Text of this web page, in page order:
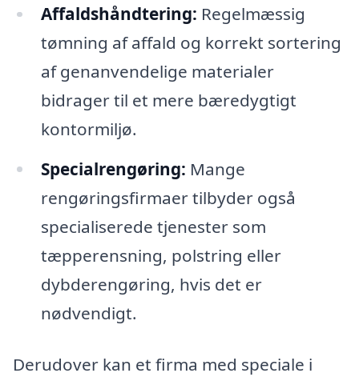
Affaldshåndtering: Regelmæssig
tømning af affald og korrekt sortering
af genanvendelige materialer
bidrager til et mere bæredygtigt
kontormiljø.
Specialrengøring: Mange
rengøringsfirmaer tilbyder også
specialiserede tjenester som
tæpperensning, polstring eller
dybderengøring, hvis det er
nødvendigt.
Derudover kan et firma med speciale i